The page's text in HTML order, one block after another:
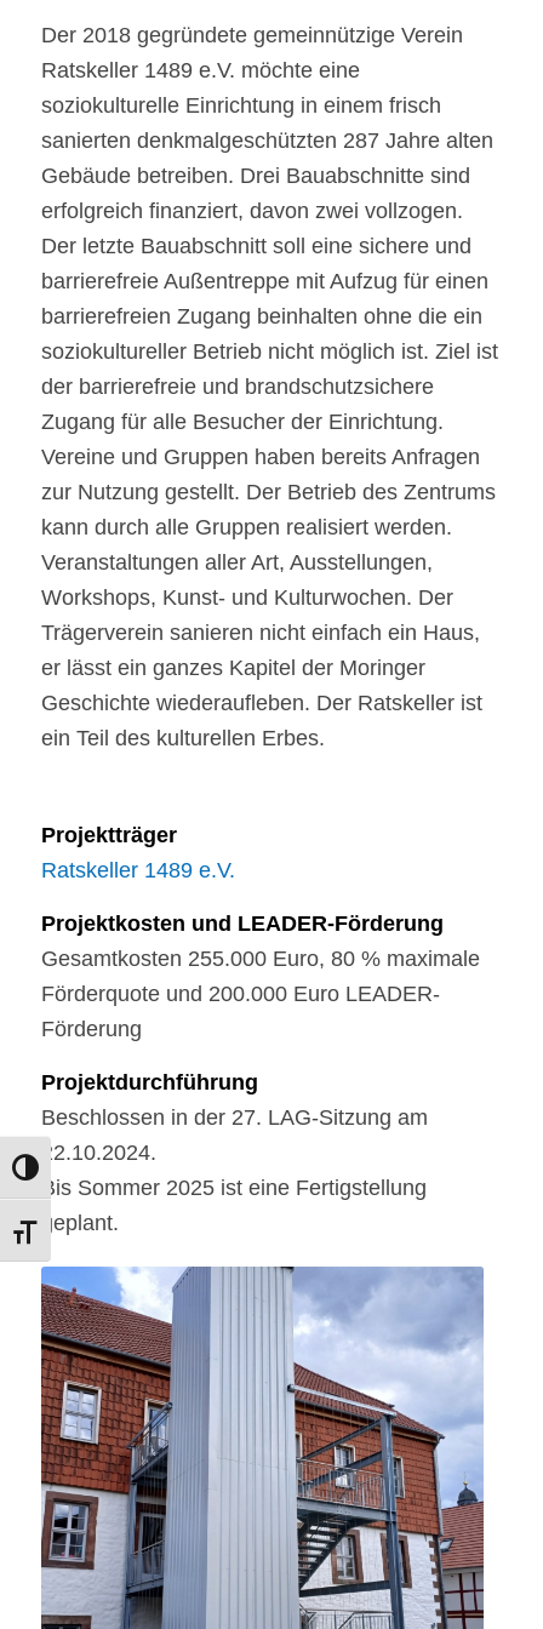
Umschalten auf hohe Kontraste
Schrift vergrößern
Der 2018 gegründete gemeinnützige Verein
Ratskeller 1489 e.V. möchte eine
soziokulturelle Einrichtung in einem frisch
sanierten denkmalgeschützten 287 Jahre alten
Gebäude betreiben. Drei Bauabschnitte sind
erfolgreich finanziert, davon zwei vollzogen.
Der letzte Bauabschnitt soll eine sichere und
barrierefreie Außentreppe mit Aufzug für einen
barrierefreien Zugang beinhalten ohne die ein
soziokultureller Betrieb nicht möglich ist. Ziel ist
der barrierefreie und brandschutzsichere
Zugang für alle Besucher der Einrichtung.
Vereine und Gruppen haben bereits Anfragen
zur Nutzung gestellt. Der Betrieb des Zentrums
kann durch alle Gruppen realisiert werden.
Veranstaltungen aller Art, Ausstellungen,
Workshops, Kunst- und Kulturwochen. Der
Trägerverein sanieren nicht einfach ein Haus,
er lässt ein ganzes Kapitel der Moringer
Geschichte wiederaufleben. Der Ratskeller ist
ein Teil des kulturellen Erbes.
Projektträger
Ratskeller 1489 e.V.
Projektkosten und LEADER-Förderung
Gesamtkosten 255.000 Euro, 80 % maximale
Förderquote und 200.000 Euro LEADER-
Förderung
Projektdurchführung
Beschlossen in der 27. LAG-Sitzung am
22.10.2024.
Bis Sommer 2025 ist eine Fertigstellung
geplant.